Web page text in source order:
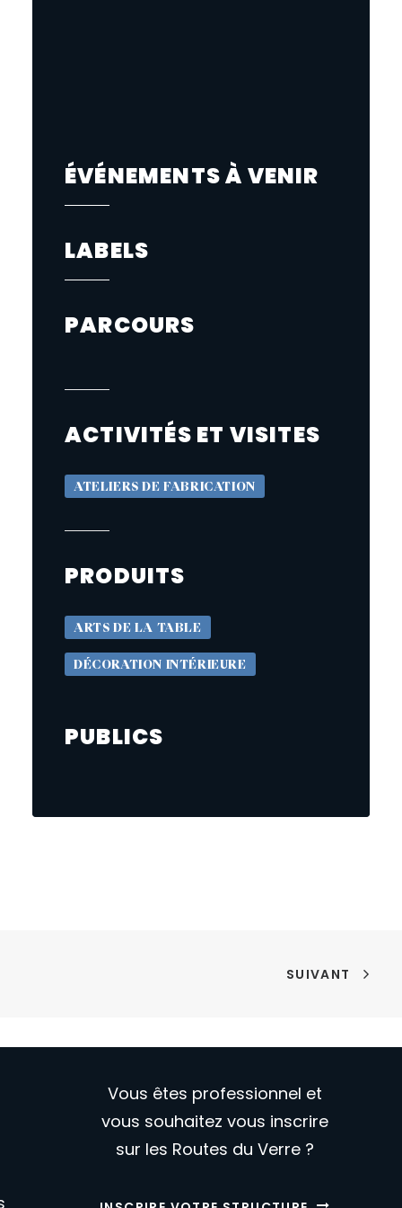
ÉVÉNEMENTS À VENIR
LABELS
PARCOURS
ACTIVITÉS ET VISITES
ATELIERS DE FABRICATION
PRODUITS
ARTS DE LA TABLE
DÉCORATION INTÉRIEURE
PUBLICS
SUIVANT
Vous êtes professionnel et
vous souhaitez vous inscrire
sur les Routes du Verre ?